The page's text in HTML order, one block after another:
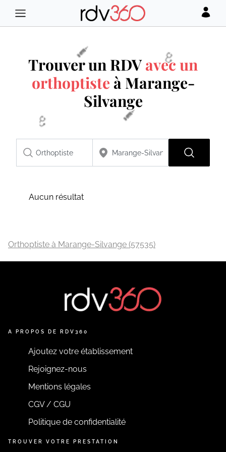
Trouver un RDVavec un
orthoptiste à Marange-
Silvange
Aucun résultat
Orthoptiste à Marange-Silvange (57535)
A PROPOS DE RDV360
Ajoutez votre établissement
Rejoignez-nous
Mentions légales
CGV / CGU
Politique de confidentialité
TROUVER VOTRE PRESTATION